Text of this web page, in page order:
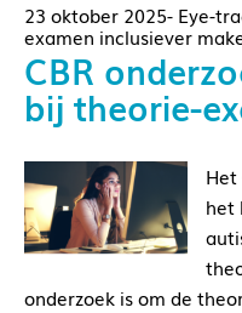
23 oktober 2025- Eye-
examen inclusiever
CBR
bij theorie-
Het
het
onderzoek is om de